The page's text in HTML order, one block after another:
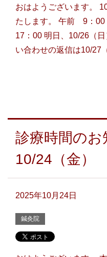
おはようございます。
たします。 午前 9：
17：00 明日、10/26（
い合わせの返信は10/27
診療時間の
10/24（金）
2025年10月24日
鍼灸院